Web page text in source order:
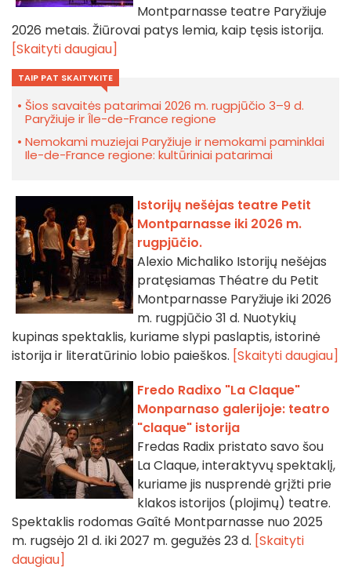
Montparnasse teatre Paryžiuje
2026 metais. Žiūrovai patys lemia, kaip tęsis istorija.
[Skaityti daugiau]
TAIP PAT SKAITYKITE
Šios savaitės patarimai 2026 m. rugpjūčio 3–9 d.
Paryžiuje ir Île-de-France regione
Nemokami muziejai Paryžiuje ir nemokami paminklai
Ile-de-France regione: kultūriniai patarimai
Istorijų nešėjas teatre Petit
Montparnasse iki 2026 m.
rugpjūčio.
Alexio Michaliko Istorijų nešėjas
pratęsiamas Théatre du Petit
Montparnasse Paryžiuje iki 2026
m. rugpjūčio 31 d. Nuotykių
kupinas spektaklis, kuriame slypi paslaptis, istorinė
istorija ir literatūrinio lobio paieškos. [Skaityti daugiau]
Fredo Radixo "La Claque"
Monparnaso galerijoje: teatro
"claque" istorija
Fredas Radix pristato savo šou
La Claque, interaktyvų spektaklį,
kuriame jis nusprendė grįžti prie
klakos istorijos (plojimų) teatre.
Spektaklis rodomas Gaîté Montparnasse nuo 2025
m. rugsėjo 21 d. iki 2027 m. gegužės 23 d. [Skaityti
daugiau]